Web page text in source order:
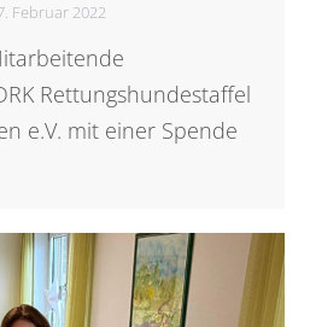
Februar 2022
Rettungshundestaffel
e.V. mit einer Spende